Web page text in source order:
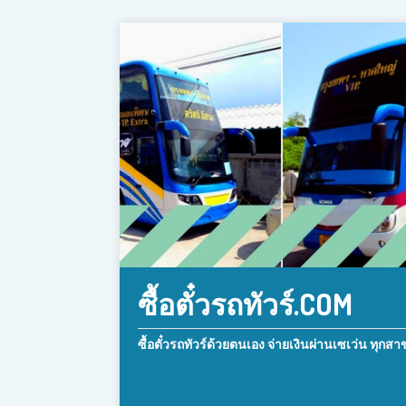
ซื้อตั๋วรถทัวร์.COM
ซื้อตั๋วรถทัวร์ด้วยตนเอง จ่ายเงินผ่านเซเว่น ทุกสา